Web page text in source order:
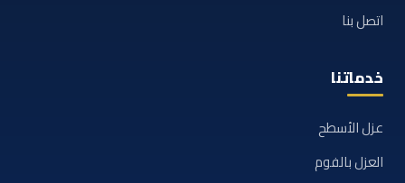
اتصل بنا
خدماتنا
عزل الأسطح
العزل بالفوم